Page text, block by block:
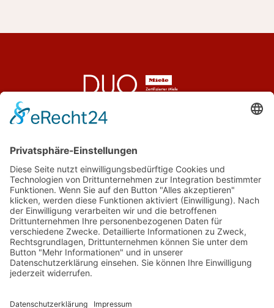
Fax: 03464 9019910
E-Mail:service@duo-service.de
Persönlicher Kontakt
Mo – Fr: 9.00-17.00 Uhr
und nach Vereinbarung
Karriere